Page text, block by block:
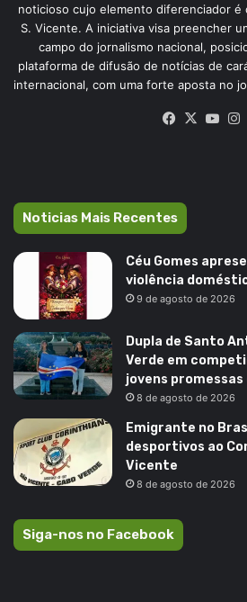
noticioso cujo elemento diferenciador é
S. Vicente. A iniciativa visa preencher
campo do jornalismo nacional,
plataforma de difusão de notícias de
internacional, com uma forte aposta no
Facebook
X
Noticias Mais Recentes
Céu Gomes
violência
9 de agosto de 2026
Dupla de Santo
Verde em
jovens
8 de agosto de 2026
Emigrante no
desportivos ao
Vicente
8 de agosto de 2026
Siga-nos no Facebook